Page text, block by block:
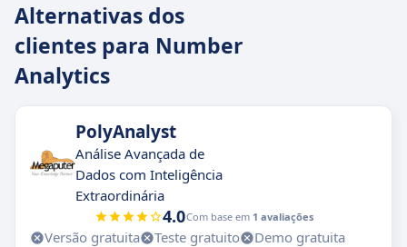
Alternativas dos
clientes para Number
Analytics
PolyAnalyst
Análise Avançada de
Dados com Inteligência
Extraordinária
4.0Com base em 1 avaliações
Versão gratuita Teste gratuito
Demo gratuita